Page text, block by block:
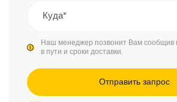
Наш менеджер позвонит Вам сообщив
в пути и сроки доставки.